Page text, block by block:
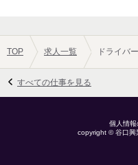
TOP 求人一覧 ドライバ
すべての仕事を見る
個人情報
copyright ©谷口興